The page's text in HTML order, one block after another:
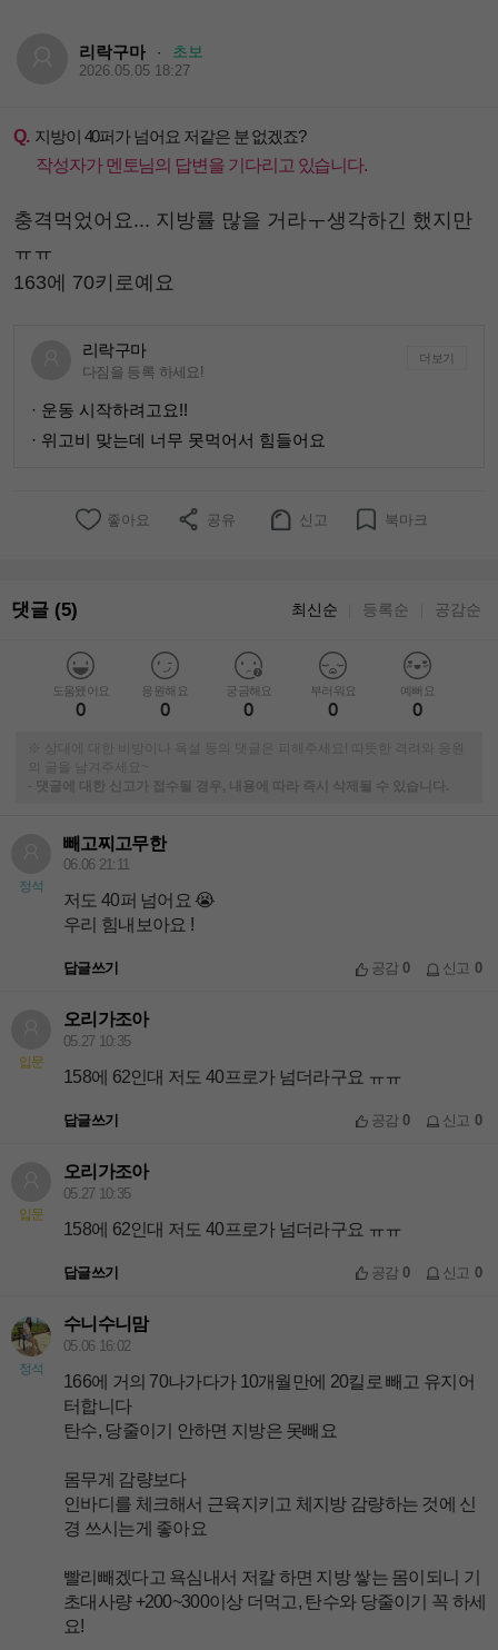
리락구마 · 초보
2026.05.05 18:27
Q. 지방이 40퍼가 넘어요 저같은 분 없겠죠?
작성자가 멘토님의 답변을 기다리고 있습니다.
충격먹었어요... 지방률 많을 거라ㅜ생각하긴 했지만
ㅠㅠ
163에 70키로예요
리락구마
다짐을 등록 하세요!
더보기
· 운동 시작하려고요!!
· 위고비 맞는데 너무 못먹어서 힘들어요
좋아요 공유 신고 북마크
댓글 (5) 최신순 등록순 공감순
도움됐어요
0
응원해요
0
궁금해요
0
부러워요
0
예뻐요
0
※ 상대에 대한 비방이나 욕설 등의 댓글은 피해주세요! 따뜻한 격려와 응원
의 글을 남겨주세요~
-
댓글에 대한 신고가 접수될 경우, 내용에 따라 즉시 삭제될 수 있습니다.
정석
빼고찌고무한
06.06 21:11
저도 40퍼 넘어요 😭
우리 힘내보아요 !
답글쓰기 공감0 신고 0
입문
오리가조아
05.27 10:35
158에 62인대 저도 40프로가 넘더라구요 ㅠㅠ
답글쓰기 공감0 신고 0
입문
오리가조아
05.27 10:35
158에 62인대 저도 40프로가 넘더라구요 ㅠㅠ
답글쓰기 공감0 신고 0
정석
수니수니맘
05.06 16:02
166에 거의 70나가다가 10개월만에 20킬로 빼고 유지어
터합니다
탄수, 당줄이기 안하면 지방은 못빼요
몸무게 감량보다
인바디를 체크해서 근육지키고 체지방 감량하는 것에 신
경 쓰시는게 좋아요
빨리빼겠다고 욕심내서 저칼 하면 지방 쌓는 몸이되니 기
초대사량 +200~300이상 더먹고, 탄수와 당줄이기 꼭 하세
요!